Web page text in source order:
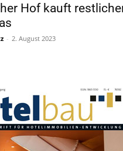
Hof kauft
- 2. August 2023